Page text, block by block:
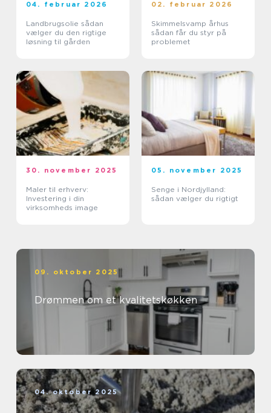
04. februar 2026
Landbrugsolie sådan
vælger du den rigtige
løsning til gården
02. februar 2026
Skimmelsvamp århus
sådan får du styr på
problemet
30. november 2025
Maler til erhverv:
Investering i din
virksomheds image
05. november 2025
Senge i Nordjylland:
sådan vælger du rigtigt
09. oktober 2025
Drømmen om et kvalitetskøkken
04. oktober 2025